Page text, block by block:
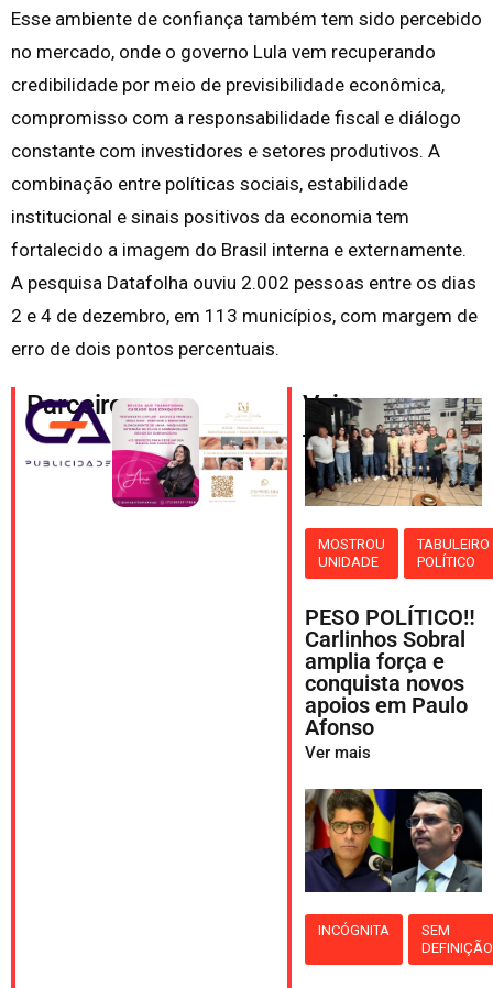
Esse ambiente de confiança também tem sido percebido
no mercado, onde o governo Lula vem recuperando
credibilidade por meio de previsibilidade econômica,
compromisso com a responsabilidade fiscal e diálogo
constante com investidores e setores produtivos. A
combinação entre políticas sociais, estabilidade
institucional e sinais positivos da economia tem
fortalecido a imagem do Brasil interna e externamente.
A pesquisa Datafolha ouviu 2.002 pessoas entre os dias
2 e 4 de dezembro, em 113 municípios, com margem de
erro de dois pontos percentuais.
Parceiros
Veja
também
MOSTROU
UNIDADE
TABULEIRO
POLÍTICO
PESO POLÍTICO‼️
Carlinhos Sobral
amplia força e
conquista novos
apoios em Paulo
Afonso
Ver mais
INCÓGNITA
SEM
DEFINIÇÃO